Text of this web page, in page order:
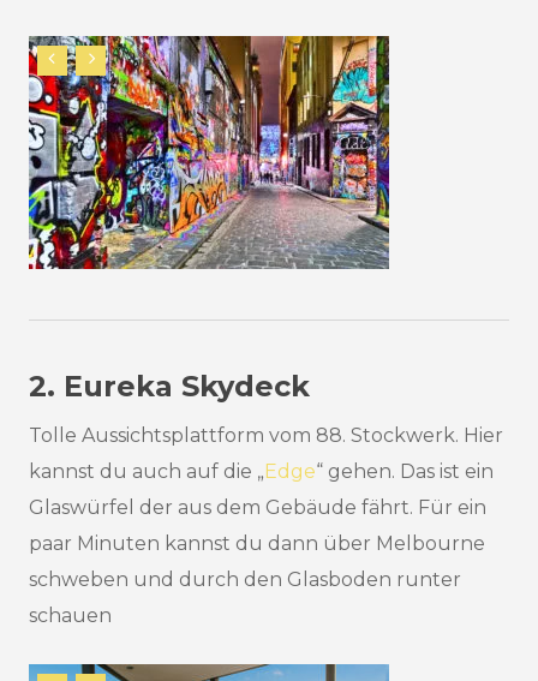
2. Eureka Skydeck
Tolle Aussichtsplattform vom 88. Stockwerk. Hier
kannst du auch auf die „Edge“ gehen. Das ist ein
Glaswürfel der aus dem Gebäude fährt. Für ein
paar Minuten kannst du dann über Melbourne
schweben und durch den Glasboden runter
schauen